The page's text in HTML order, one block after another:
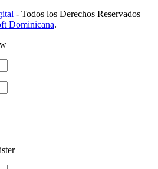
- Todos los Derechos Reservados
Dominicana.